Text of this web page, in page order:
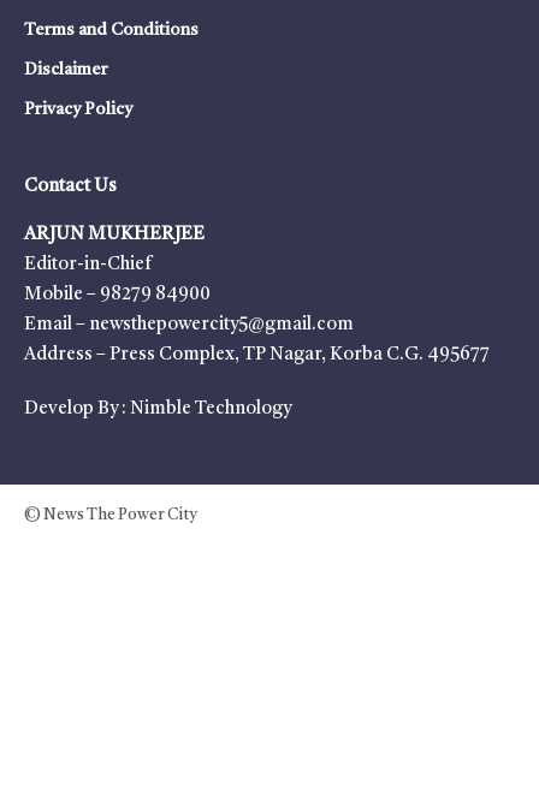
Terms and Conditions
Disclaimer
Privacy Policy
Contact Us
ARJUN MUKHERJEE
Editor-in-Chief
Mobile – 98279 84900
Email – newsthepowercity5@gmail.com
Address – Press Complex, TP Nagar, Korba C.G. 495677
Develop By : Nimble Technology
© News The Power City